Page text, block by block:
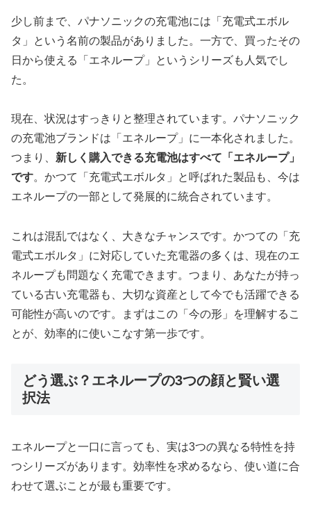
少し前まで、パナソニックの充電池には「充電式エボル
タ」という名前の製品がありました。一方で、買ったその
日から使える「エネループ」というシリーズも人気でし
た。
現在、状況はすっきりと整理されています。パナソニック
の充電池ブランドは「エネループ」に一本化されました。
つまり、 新しく購入できる充電池はすべて「エネループ」
です。かつて「充電式エボルタ」と呼ばれた製品も、今は
エネループの一部として発展的に統合されています。
これは混乱ではなく、大きなチャンスです。かつての「充
電式エボルタ」に対応していた充電器の多くは、現在のエ
ネループも問題なく充電できます。つまり、あなたが持っ
ている古い充電器も、大切な資産として今でも活躍できる
可能性が高いのです。まずはこの「今の形」を理解するこ
とが、効率的に使いこなす第一歩です。
どう選ぶ？エネループの3つの顔と賢い選
択法
エネループと一口に言っても、実は3つの異なる特性を持
つシリーズがあります。効率性を求めるなら、使い道に合
わせて選ぶことが最も重要です。